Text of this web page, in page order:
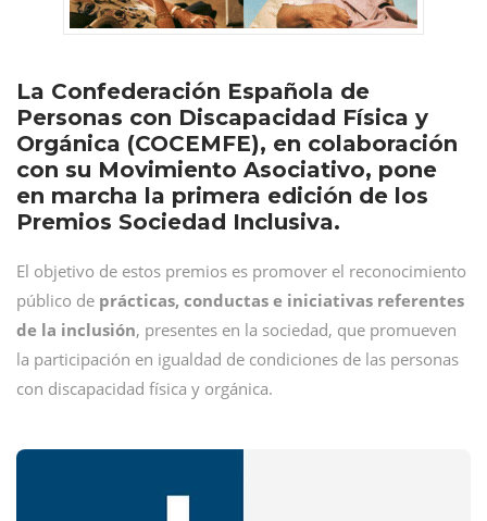
La Confederación Española de
Personas con Discapacidad Física y
Orgánica (COCEMFE), en colaboración
con su Movimiento Asociativo, pone
en marcha la primera edición de los
Premios Sociedad Inclusiva.
El objetivo de estos premios es promover el reconocimiento
público de prácticas, conductas e iniciativas referentes
de la inclusión, presentes en la sociedad, que promueven
la participación en igualdad de condiciones de las personas
con discapacidad física y orgánica.